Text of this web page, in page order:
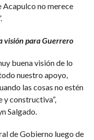
no merece
visión para Guerrero
buena visión de lo
nuestro apoyo,
las cosas no estén
y constructiva”,
Salgado.
de Gobierno luego de